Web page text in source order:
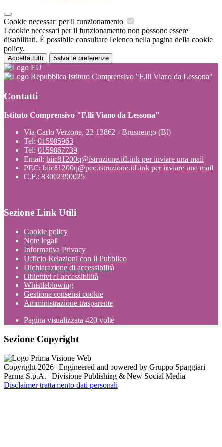
Cookie necessari per il funzionamento
I cookie necessari per il funzionamento non possono essere
disabilitati. È possibile consultare l'elenco nella pagina della cookie
policy.
Accetta tutti Salva le preferenze
Istituto Comprensivo "F.lli Viano da Lessona"
Contatti
Istituto Comprensivo "F.lli Viano da Lessona"
Via Carlo Verzone, 23 13862 - Brusnengo (BI)
Tel: 015985963
Tel: 0159867739
Email: biic81200q@istruzione.itLink per inviare una mail
PEC: biic81200q@pec.istruzione.itLink per inviare una mail
C.F.: 83002390025
Sezione Link Utili
Cookie policy
Note legali
Informativa Privacy
Ufficio Relazioni con il Pubblico
Dichiarazione di accessibilità
Obiettivi di accessibilità
Whistleblowing
Gestione consensi cookie
Amministrazione trasparente
Pagina visualizzata 420 volte
Sezione Copyright
Copyright 2026 | Engineered and powered by Gruppo Spaggiari
Parma S.p.A. | Divisione Publishing & New Social Media
Disclaimer trattamento dati personali